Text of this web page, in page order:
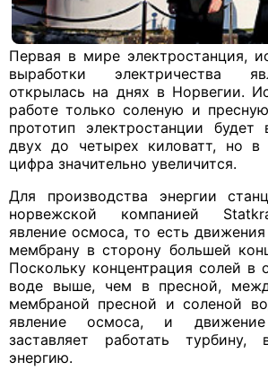
Первая в мире электростанция,
выработки электричества
открылась на днях в Норвегии.
работе только соленую и
прототип электростанции будет
двух до четырех киловатт, но в
цифра значительно увеличится.
Для производства энергии
норвежской компанией
явление осмоса, то есть
мембрану в сторону большей
Поскольку концентрация солей в
воде выше, чем в пресной,
мембраной пресной и соленой
явление осмоса, и
заставляет работать турбину,
энергию.